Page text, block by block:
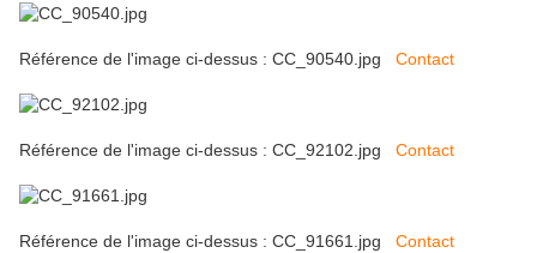
Référence de l'image ci-dessus : CC_90540.jpg Contact
Référence de l'image ci-dessus : CC_92102.jpg Contact
Référence de l'image ci-dessus : CC_91661.jpg Contact